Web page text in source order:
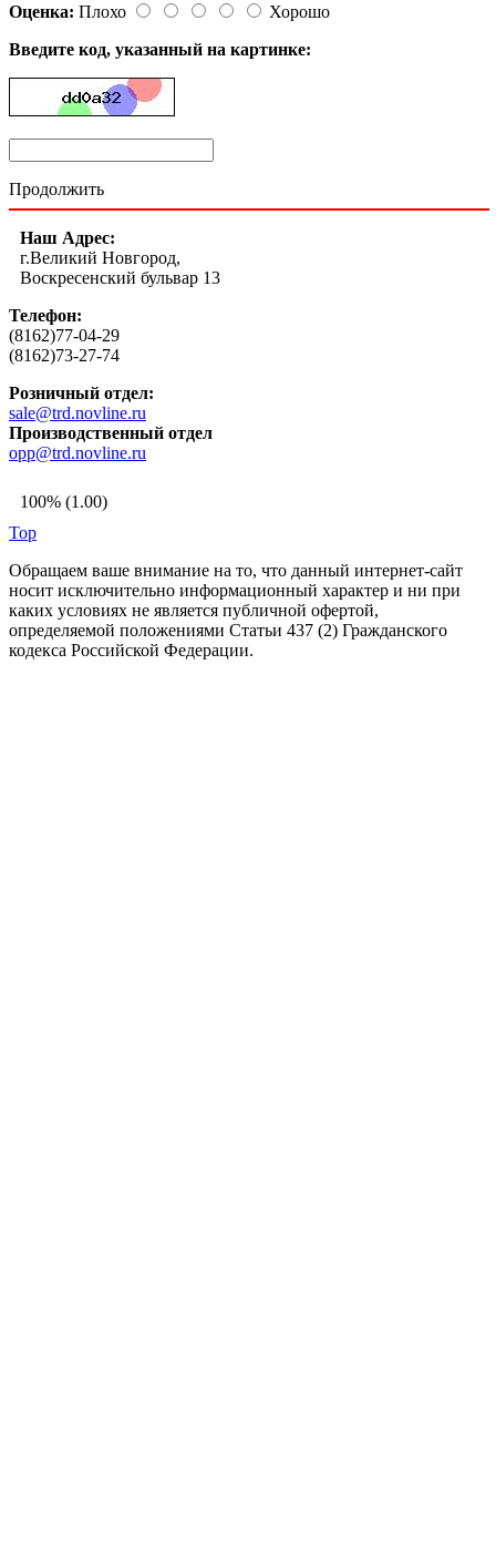
Оценка: Плохо
Хорошо
Введите код, указанный на картинке:
Продолжить
Наш Адрес:
г.Великий Новгород,
Воскресенский бульвар 13
Телефон:
(8162)77-04-29
(8162)73-27-74
Розничный отдел:
sale@trd.novline.ru
Производственный отдел
opp@trd.novline.ru
100% (1.00)
Top
Обращаем ваше внимание на то, что данный интернет-сайт
носит исключительно информационный характер и ни при
каких условиях не является публичной офертой,
определяемой положениями Статьи 437 (2) Гражданского
кодекса Российской Федерации.